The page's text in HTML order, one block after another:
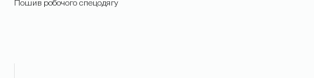
Пошив робочого спецодягу